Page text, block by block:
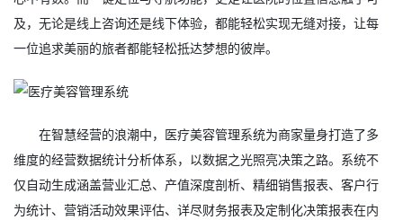
及，无论是线上咨询还是线下体验，都能轻松实现无缝对接，让每
一位追求美丽的旅者都能轻松抵达梦想的彼岸。
在智慧经营的浪潮中，医疗美容管理系统为商家量身打造了多
维度的经营数据统计分析体系，以数据之光照亮决策之路。系统不
仅自动生成涵盖营业汇总、产值深度剖析、精细销售报表、客户行
为统计、营销活动效果评估、详尽财务报表及定制化决策报表在内